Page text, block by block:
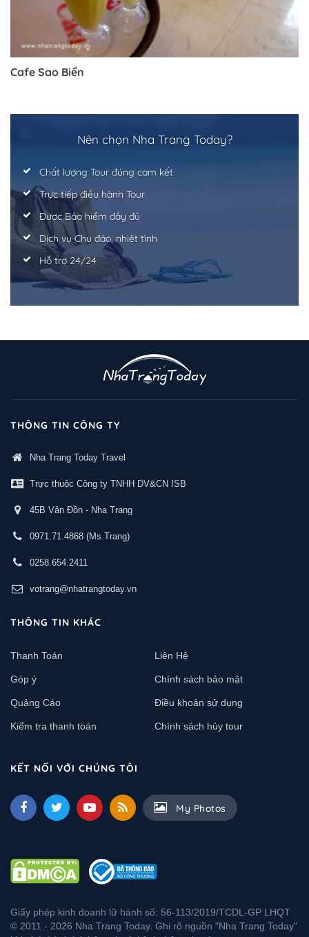
Trở về trang trước đó
Cafe Sao Biển
Nên chọn Nha Trang Today?
Chất lượng Tour đúng cam kết
Trực tiếp điều hành Tour
Được Bảo hiểm đầy đủ
Dịch vụ Chu đáo, nhiệt tình
Hỗ trợ 24/24
THÔNG TIN CÔNG TY
Nha Trang Today Travel
Trực thuộc Công ty TNHH DV&CN ISB
45B Vân Đồn - Nha Trang
0971.71.4868 (Ms.Trang)
0258.654.2411
votrang@nhatrangtoday.vn
THÔNG TIN KHÁC
Thanh Toán Liên Hệ
Góp ý Chính sách bảo mật
Quảng Cáo Điều khoản sử dụng
Kiểm tra thanh toán Chính sách hủy tour
KẾT NỐI VỚI CHÚNG TÔI
My Photos
Giấy phép kinh doanh lữ hành số: 56-113/2019/TCDL-GP LHQT
© 2011 - 2026 Nha Trang Today. Ghi rõ nguồn "Nha Trang Today"